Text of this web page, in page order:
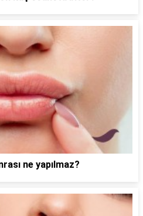
ne yapılmaz?